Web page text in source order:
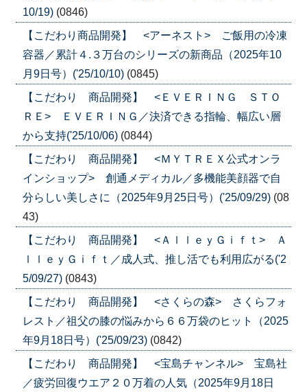
10/19) (0846)
【こだわり商品開発】 <アーネスト> ご飯用の冷凍
容器／累計４.３万台のシリーズの新商品（2025年10
月9日号）('25/10/10) (0845)
【こだわり 商品開発】 <ＥＶＥＲＩＮＧ ＳＴＯ
ＲＥ> ＥＶＥＲＩＮＧ／決済できる指輪、幅広い層
から支持('25/10/06) (0844)
【こだわり 商品開発】 <ＭＹＴＲＥＸ公式オンラ
インショップ> 創通メディカル／多機能美顔器で自
分らしい美しさに（2025年9月25日号）('25/09/29) (08
43)
【こだわり 商品開発】 <ＡｌｌｅｙＧｉｆｔ> Ａ
ｌｌｅｙＧｉｆｔ／成人式、推し活でも利用広がる('2
5/09/27) (0843)
【こだわり 商品開発】 <さくらの森> さくらフォ
レスト／祖父の膝の悩みから６６万袋のヒット（2025
年9月18日号）('25/09/23) (0842)
【こだわり 商品開発】 <宝島チャンネル> 宝島社
／疲労回復ウエア２０万着の人気（2025年9月18日